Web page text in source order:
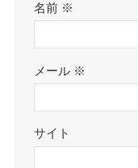
名前 ※
メール ※
サイト